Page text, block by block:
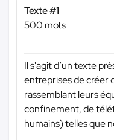
Texte #1
500 mots
Il s'agit d’un texte
entreprises de créer
rassemblant leurs
confinement, de
humains) telles que